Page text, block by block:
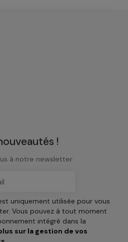
!
à notre newsletter
uniquement utilisée pour vous
Vous pouvez à tout moment
intégré dans la
sur la gestion de vos